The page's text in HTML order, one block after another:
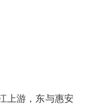
游，东与惠安